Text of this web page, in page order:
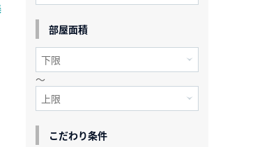
部屋面積
～
こだわり条件